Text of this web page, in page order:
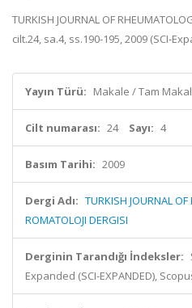
TURKISH JOURNAL OF
cilt.24, sa.4, ss.190-195, 2009 (SCI-
Yayın Türü: Makale / Tam
Cilt numarası: 24 Sayı: 4
Basım Tarihi: 2009
Dergi Adı: TURKISH JOURNAL
ROMATOLOJI DERGISI
Derginin Tarandığı İndeksler:
Expanded (SCI-EXPANDED),